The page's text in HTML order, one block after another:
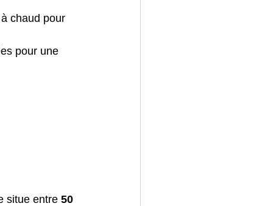
chaud pour
pour une
situe entre 50